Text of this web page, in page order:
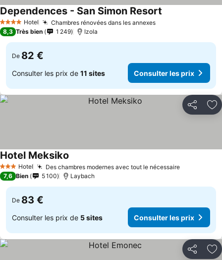
4 Étoiles Hotel Chambres rénovées dans les annexesConsulter les prix
Dependences - San Simon Resort
8,3 Très bien 1 249 Izola
De 82 €
Consulter les prix de 11 sites Consulter les prix
Partager
3 ÉtoilesHotel Des chambres modernes avec tout le nécessaireConsulter
Hotel Meksiko
7,6 Bien 5 100 Laybach
De 83 €
Consulter les prix de 5 sites Consulter les prix
Partager